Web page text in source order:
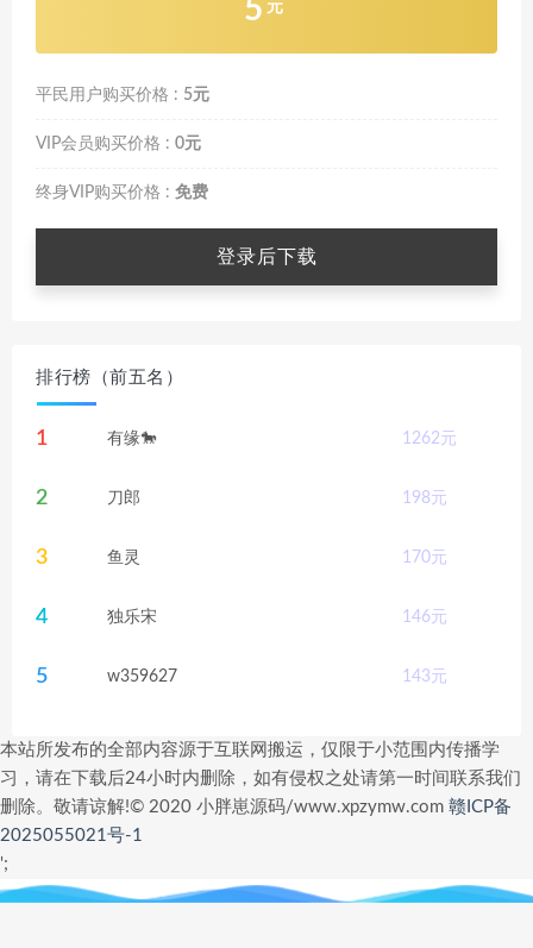
5 元
平民用户购买价格 : 5元
VIP会员购买价格 : 0元
终身VIP购买价格 : 免费
登录后下载
排行榜（前五名）
1 有缘🐎 1262元
2 刀郎 198元
3 鱼灵 170元
4 独乐宋 146元
5 w359627 143元
本站所发布的全部内容源于互联网搬运，仅限于小范围内传播学
习，请在下载后24小时内删除，如有侵权之处请第一时间联系我们
删除。敬请谅解!© 2020 小胖崽源码/www.xpzymw.com 赣ICP备
2025055021号-1
';